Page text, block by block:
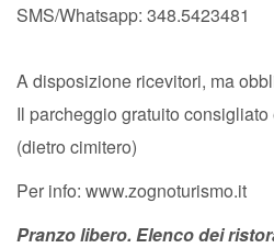
SMS/Whatsapp: 348.5423481
A disposizione ricevitori, ma
Il parcheggio gratuito
(dietro cimitero)
Per info: www.zognoturismo.it
Pranzo libero. Elenco dei